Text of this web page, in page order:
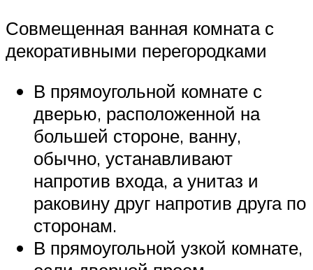
Совмещенная ванная комната с
декоративными перегородками
В прямоугольной комнате с
дверью, расположенной на
большей стороне, ванну,
обычно, устанавливают
напротив входа, а унитаз и
раковину друг напротив друга по
сторонам.
В прямоугольной узкой комнате,